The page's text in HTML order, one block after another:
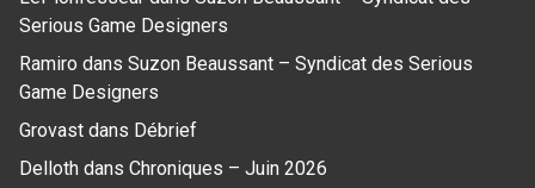
Serious Game Designers
Ramiro dans Suzon Beaussant – Syndicat des Serious
Game Designers
Grovast dans Débrief
Delloth dans Chroniques – Juin 2026